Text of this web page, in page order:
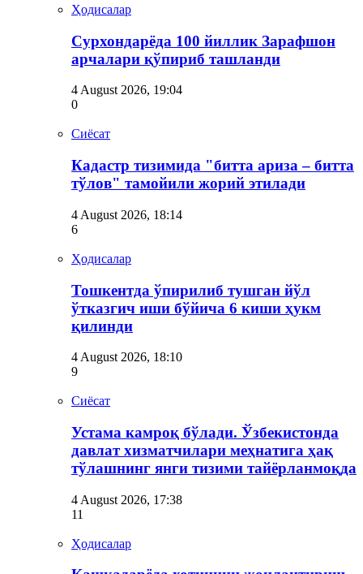
Ҳодисалар
Сурхондарёда 100 йиллик Зарафшон
арчалари қўпириб ташланди
4 August 2026, 19:04
0
Сиёсат
Кадастр тизимида "битта ариза – битта
тўлов" тамойили жорий этилади
4 August 2026, 18:14
6
Ҳодисалар
Тошкентда ўпирилиб тушган йўл
ўтказгич иши бўйича 6 киши ҳукм
қилинди
4 August 2026, 18:10
9
Сиёсат
Устама камроқ бўлади. Ўзбекистонда
давлат хизматчилари меҳнатига ҳақ
тўлашнинг янги тизими тайёрланмоқда
4 August 2026, 17:38
11
Ҳодисалар